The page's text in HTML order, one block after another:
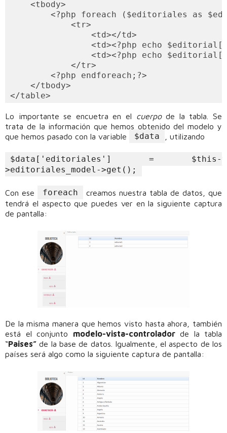
    <tbody>
<?php foreach ($editoriales as
            <tr>
                <td></td>
<td><?php echo
<td><?php echo
            </tr>
        <?php endforeach;?>
    </tbody>
Lo importante se encuetra en el cuerpode la tabla. Se
trata de la información que hemos obtenido del modelo y
que hemos pasado con la variable
$data , utilizando
$data['editoriales'] = $this-
>editoriales_model->get();
Con ese foreach
creamos nuestra tabla de datos, que
tendrá el aspecto que puedes ver en la siguiente captura
de pantalla:
De la misma manera que hemos visto hasta ahora, también
está el conjunto modelo-vista-controladorde la tabla
“Paises” de la base de datos. Igualmente, el aspecto de los
países será algo como la siguiente captura de pantalla: